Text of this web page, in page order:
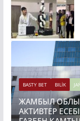
BASTY BET BILİK
ЖАМБЫЛ
АКТИВТЕР